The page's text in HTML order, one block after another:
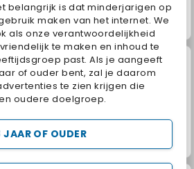
belangrijk is dat minderjarigen op
maken van het internet. We
als onze verantwoordelijkheid
te maken en inhoud te
past. Als je aangeeft
of ouder bent, zal je daarom
te zien krijgen die
oudere doelgroep.
JAAR OF OUDER
Grand Mahjong Connect